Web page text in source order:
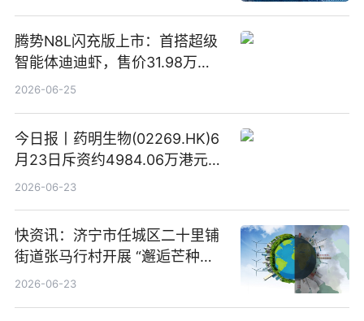
腾势N8L闪充版上市：首搭超级
智能体迪迪虾，售价31.98万
元-34.98万元 焦点日报
2026-06-25
今日报丨药明生物(02269.HK)6
月23日斥资约4984.06万港元回
购160.50万股
2026-06-23
快资讯：济宁市任城区二十里铺
街道张马行村开展 “邂逅芒种节
气 传承农耕文化” 宣传活动
2026-06-23